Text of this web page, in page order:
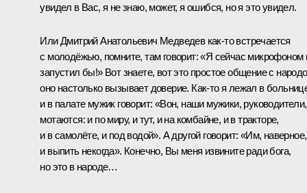
увидел в Вас, я не знаю, может, я ошибся, но я это увидел.
Или Дмитрий Анатольевич Медведев как‑то встречается
с молодёжью, помните, там говорит: «Я сейчас микрофоном
запустил бы!» Вот знаете, вот это простое общение с
оно настолько вызывает доверие. Как‑то я лежал в
и в палате мужик говорит: «Вон, наши мужики, руководители,
мотаются: и по миру, и тут, и на комбайне, и в тракторе,
и в самолёте, и под водой». А другой говорит: «Им, наверное,
и выпить некогда». Конечно, Вы меня извините ради бога,
но это в народе…